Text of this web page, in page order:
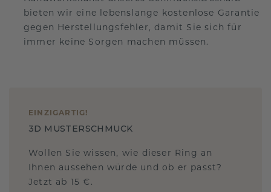
bieten wir eine lebenslange kostenlose Garantie
gegen Herstellungsfehler, damit Sie sich für
immer keine Sorgen machen müssen.
EINZIGARTIG !
3D MUSTERSCHMUCK
Wollen Sie wissen, wie dieser Ring an
Ihnen aussehen würde und ob er passt?
Jetzt ab 15 €.